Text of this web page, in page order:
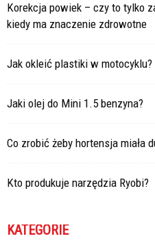
Korekcja powiek – czy to tylko
kiedy ma znaczenie zdrowotne
Jak okleić plastiki w motocyklu?
Jaki olej do Mini 1.5 benzyna?
Co zrobić żeby hortensja miała
Kto produkuje narzędzia Ryobi?
KATEGORIE